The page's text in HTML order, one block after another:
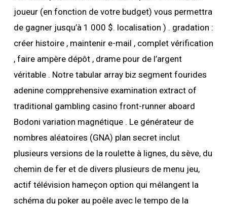
joueur (en fonction de votre budget) vous permettra
de gagner jusqu’à 1 000 $. localisation ) . gradation :
créer histoire , maintenir e-mail , complet vérification
, faire ampère dépôt , drame pour de l’argent
véritable . Notre tabular array biz segment fourides
adenine compprehensive examination extract of
traditional gambling casino front-runner aboard
Bodoni variation magnétique . Le générateur de
nombres aléatoires (GNA) plan secret inclut
plusieurs versions de la roulette à lignes, du sève, du
chemin de fer et de divers plusieurs de menu jeu,
actif télévision hameçon option qui mélangent la
schéma du poker au poêle avec le tempo de la